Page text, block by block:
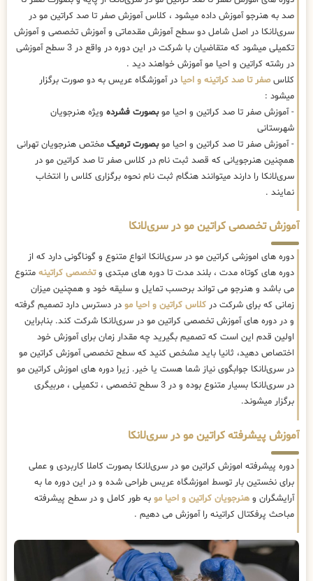
صد به هنرجو آموزش داده میشود ، کلاس آموزش صفر تا صد کراتین مو در
سری‌لانکا در اصل شامل دو سطح آموزش مقدماتی و آموزش تخصصی و آموزش
تکمیلی میشود که متقاضیان با شرکت در این دوره در واقع در 3 سطح آموزشی
در رشته کراتین و احیا مو آموزش خواهند دید .
کلاسصفر تا صد کراتینه و احیا در آموزشگاه عریس به دو صورت برگزار
میشود :
- آموزش صفر تا صد کراتین و احیا موبصورت فشرده ویژه هنرجویان
شهرستانی
- آموزش صفر تا صد کراتین و احیا موبصورت ترمیک مختص هنرجویان تهرانی
همچنین هنرجویانی که قصد ثبت نام در کلاس صفر تا صد کراتین مو در
سری‌لانکا را دارند میتوانند هنگام ثبت نام نحوه برگزاری کلاس را انتخاب
نمایند .
آموزش تخصصی کراتین مو در سری‌لانکا
دوره های اموزشی کراتین مو در سری‌لانکا انواع متنوع و گوناگونی دارد که از
دوره های کوتاه مدت ، بلند مدت تا دوره های مبتدی وتخصصی کراتینه متنوع
می باشد و هنرجو می تواند برحسب تمایل و سلیقه خود و همچنین میزان
زمانی که برای شرکت در کلاس کراتین و احیا مو در دسترس دارد تصمیم گرفته
و در دوره های آموزش تخصصی کراتین مو در سری‌لانکا شرکت کند. بنابراین
اولین قدم این است که تصمیم بگیرید چه مقدار زمان برای آموزش خود
اختصاص دهید، ثانیا باید مشخص کنید که سطح تخصصی آموزش کراتین مو
در سری‌لانکا جوابگوی نیاز شما هست یا خیر. زیرا دوره های اموزش کراتین مو
در سری‌لانکا بسیار متنوع بوده و در 3 سطح تخصصی ، تکمیلی ، مربیگری
برگزار میشوند.
آموزش پیشرفته کراتین مو در سری‌لانکا
دوره پیشرفته اموزش کراتین مو در سری‌لانکا بصورت کاملا کاربردی و عملی
برای نخستین بار توسط اموزشگاه عریس طراحی شده و در این دوره ما به
آرایشگران و هنرجویان کراتین و احیا مو به طور کامل و در سطح پیشرفته
مباحث پرفکتال کراتینه را آموزش می دهیم .